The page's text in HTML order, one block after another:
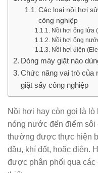
Các loại nồi hơi
công nghiệp
Nồi hơi ống lửa
Nồi hơi ống
Nồi hơi điện
Dòng máy giặt nào
Chức năng vai trò của
giặt sấy công nghiệp
Nồi hơi hay còn gọi là
nóng nước đến điểm
thường được thực hiện
dầu, khí đốt, hoặc điện.
được phân phối qua